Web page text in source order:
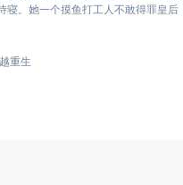
寝。她一个摸鱼打工人不敢得罪皇
重生